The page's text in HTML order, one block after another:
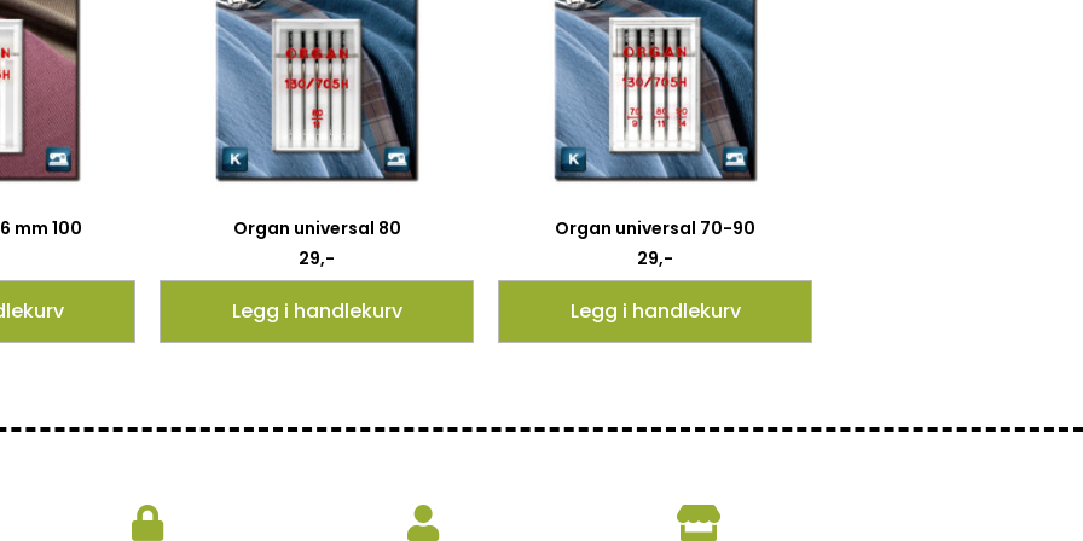
mm 100
Organ universal 80
29,-
Legg i handlekurv
Organ universal 70-90
29,-
Legg i handlekurv